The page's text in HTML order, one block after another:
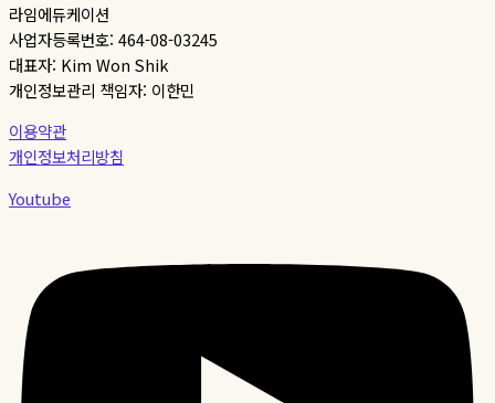
라임에듀케이션
사업자등록번호: 464-08-03245
대표자: Kim Won Shik
개인정보관리 책임자: 이한민
이용약관
개인정보처리방침
Youtube